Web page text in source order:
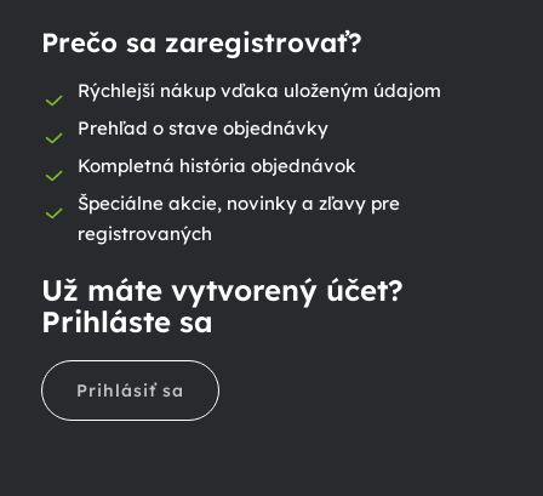
Prečo sa zaregistrovať?
Rýchlejší nákup vďaka uloženým údajom
Prehľad o stave objednávky
Kompletná história objednávok
Špeciálne akcie, novinky a zľavy pre
registrovaných
Už máte vytvorený účet?
Prihláste sa
Prihlásiť sa